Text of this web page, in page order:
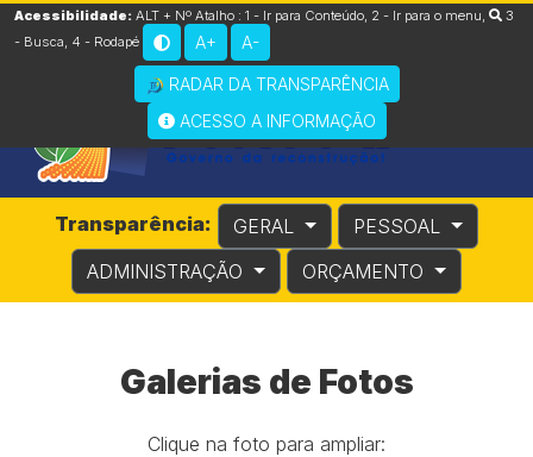
Acessibilidade: ALT + Nº Atalho : 1 - Ir para Conteúdo, 2 - Ir para o menu,
3
- Busca 4 - Rodapé A+ A-
RADAR DA TRANSPARÊNCIA
ACESSO A INFORMAÇÃO
Transparência: GERAL
PESSOAL
ADMINISTRAÇÃO
ORÇAMENTO
Galerias de Fotos
Clique na foto para ampliar: